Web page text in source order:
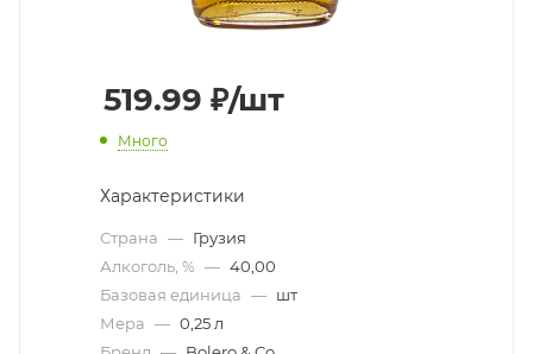
519.99 ₽/шт
Много
Характеристики
Страна — Грузия
Алкоголь, % — 40,00
Базовая единица — шт
Мера — 0,25 л